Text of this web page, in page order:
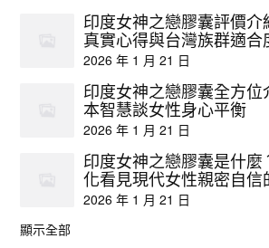
印度女神之戀膠囊評價介
真實心得與台灣族群適合
2026 年 1 月 21 日
印度女神之戀膠囊全方位
本智慧談女性身心平衡
2026 年 1 月 21 日
印度女神之戀膠囊是什
化看見現代女性親密自信
2026 年 1 月 21 日
顯示全部